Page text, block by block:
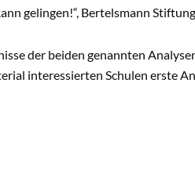
gelingen!“, Bertelsmann
der beiden genannten
interessierten Schulen erste